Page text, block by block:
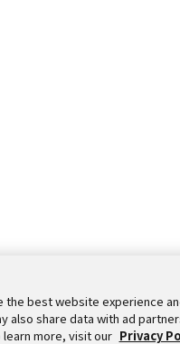
the best website experience
also share data with ad
more, visit our Privacy